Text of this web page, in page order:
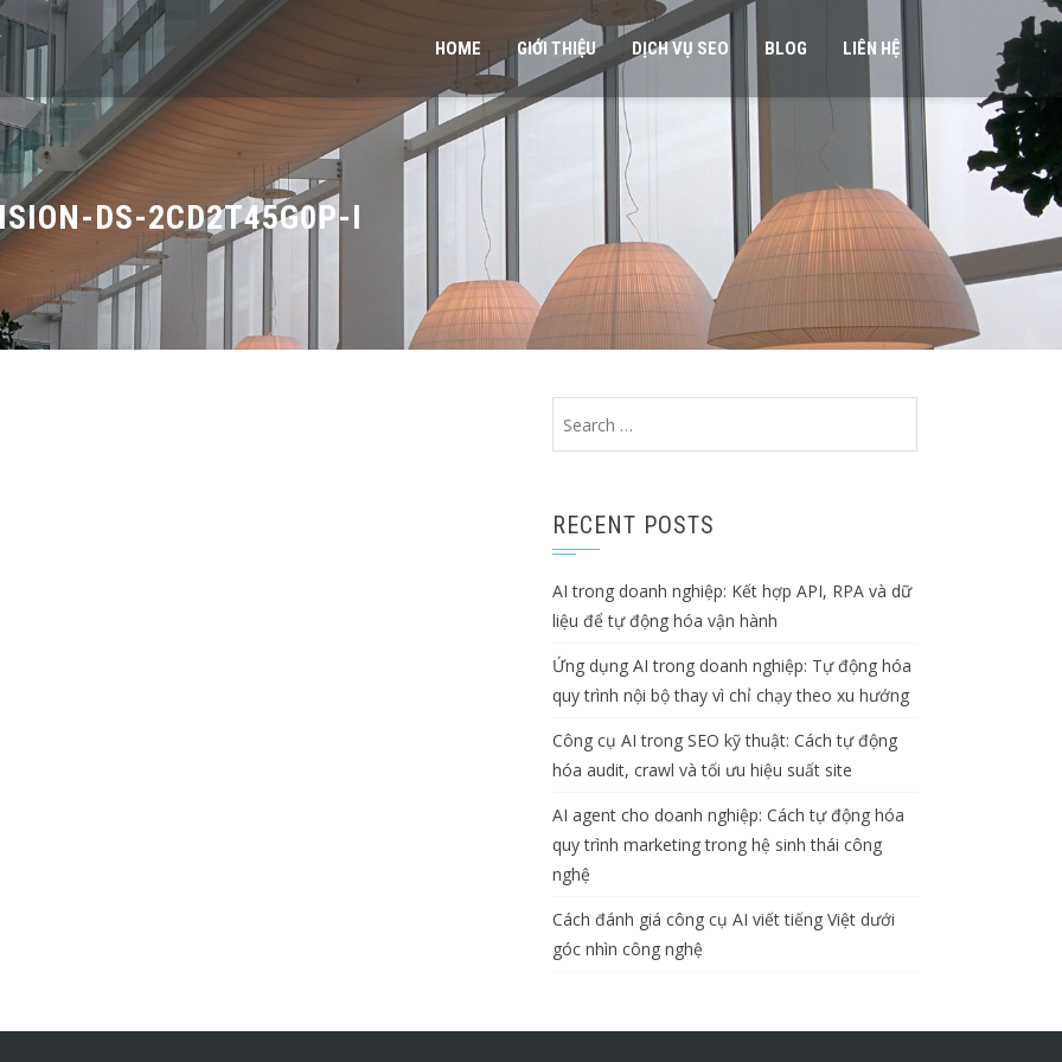
HOME GIỚI THIỆU DỊCH VỤ SEO BLOG LIÊN HỆ
DS-2CD2T45G0P-I
RECENT POSTS
AI trong doanh nghiệp: Kết hợp API, RPA và dữ
liệu để tự động hóa vận hành
Ứng dụng AI trong doanh nghiệp: Tự động hóa
quy trình nội bộ thay vì chỉ chạy theo xu hướng
Công cụ AI trong SEO kỹ thuật: Cách tự động
hóa audit, crawl và tối ưu hiệu suất site
AI agent cho doanh nghiệp: Cách tự động hóa
quy trình marketing trong hệ sinh thái công
nghệ
Cách đánh giá công cụ AI viết tiếng Việt dưới
góc nhìn công nghệ